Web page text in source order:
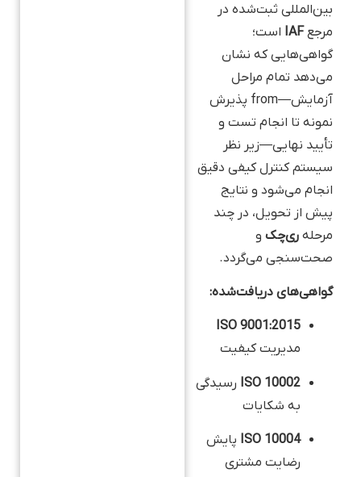
بین‌المللی ثبت‌شده در
مرجعIAF است؛
گواهی‌هایی که نشان
می‌دهد تمام مراحل
آزمایش—from پذیرش
نمونه تا انجام تست و
تأیید نهایی—زیر نظر
سیستم کنترل کیفی دقیق
انجام می‌شود و نتایج
پیش از تحویل، در چند
مرحله ری‌چک و
صحت‌سنجی می‌گردد.
گواهی‌های دریافت‌شده:
ISO 9001:2015
مدیریت کیفیت
ISO 10002 رسیدگی
به شکایات
ISO 10004 پایش
رضایت مشتری